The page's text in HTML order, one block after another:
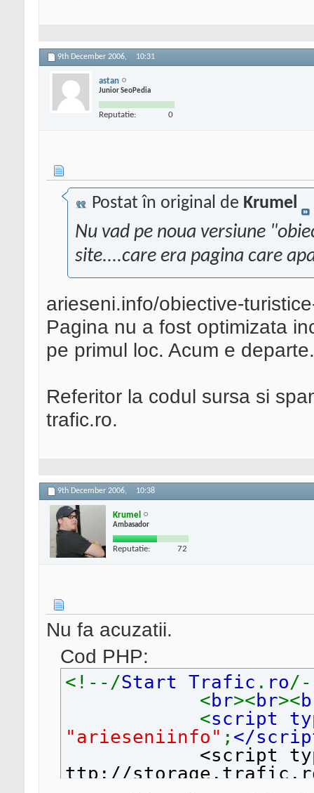
9th December 2006, 10:31
astan
Junior SeoPedia
Reputatie: 0
Postat în original de Krumel
Nu vad pe noua versiune
site....care era pagina care
arieseni.info/obiective-
Pagina nu a fost optimizata
pe primul loc. Acum e
Referitor la codul sursa si
trafic.ro.
9th December 2006, 10:38
Krumel
Ambasador
Reputatie: 72
Nu fa acuzatii.
Cod PHP:
<!--/Start Trafic . ro
<br><br><
<script
"arieseniinfo" ; </
<script
ttp://